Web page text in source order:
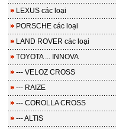
LEXUS các loại
PORSCHE các loại
LAND ROVER các loại
TOYOTA ... INNOVA
--- VELOZ CROSS
--- RAIZE
--- COROLLA CROSS
--- ALTIS